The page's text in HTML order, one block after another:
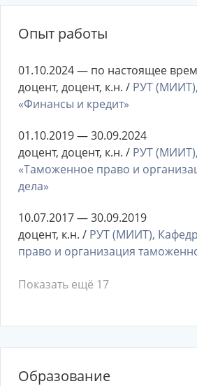
Опыт работы
01.10.2024 — по настоящее
доцент, доцент, к.н. / РУТ
«Финансы и кредит»
01.10.2019 — 30.09.2024
доцент, доцент, к.н. / РУТ
«Таможенное право и
дела»
10.07.2017 — 30.09.2019
доцент, к.н. / РУТ (МИИТ),
право и организация
Показать ещё 17
Образование